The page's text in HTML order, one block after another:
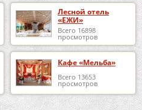
Лесной отель
«ЕЖИ»
Всего 16898
просмотров
Кафе «Мельба»
Всего 13653
просмотров